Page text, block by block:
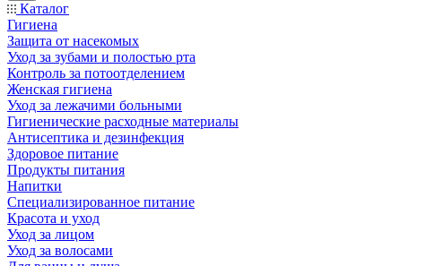
Каталог
Гигиена
Защита от насекомых
Уход за зубами и полостью рта
Контроль за потоотделением
Женская гигиена
Уход за лежачими больными
Гигиенические расходные материалы
Антисептика и дезинфекция
Здоровое питание
Продукты питания
Напитки
Специализированное питание
Красота и уход
Уход за лицом
Уход за волосами